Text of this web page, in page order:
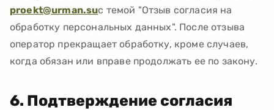
proekt@urman.suс темой "Отзыв согласия на
обработку персональных данных". После отзыва
оператор прекращает обработку, кроме случаев,
когда обязан или вправе продолжать ее по закону.
6. Подтверждение согласия